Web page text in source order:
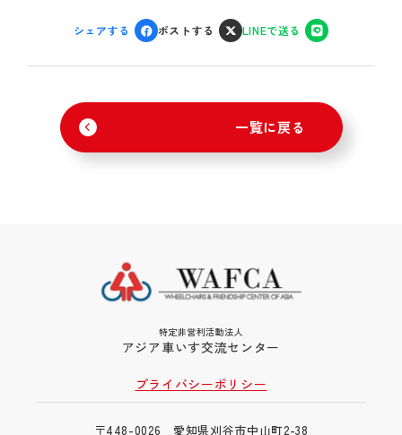
シェアする ポストする LINEで送る
一覧に戻る
特定非営利活動法人
アジア車いす交流センター
プライバシーポリシー
〒448-0026 愛知県刈谷市中山町2-38